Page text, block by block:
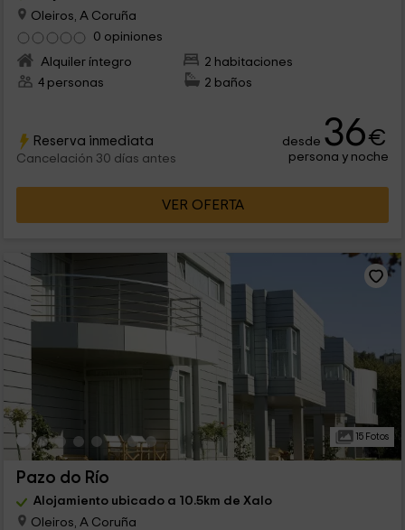
Oleiros, A Coruña
0 opiniones
Alquiler íntegro
2 habitaciones
4 personas
2 baños
Reserva inmediata
Cancelación 30 días antes
desde 36€
persona y noche
VER OFERTA
15 Fotos
Pazo do Río
Alojamiento ubicado a 10.5km de Xalo
Oleiros, A Coruña